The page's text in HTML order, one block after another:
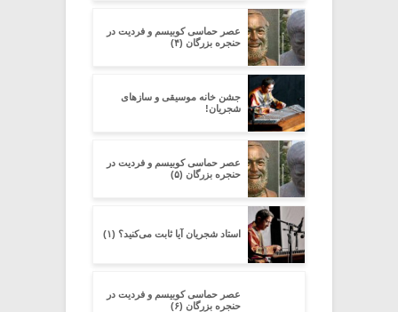
عصر حماسی کوبیسم و فردیت در
حنجره بزرگان (۴)
جشن خانه موسیقی و سازهای
شجریان!
عصر حماسی کوبیسم و فردیت در
حنجره بزرگان (۵)
استاد شجریان آیا ثابت می‌کنید؟ (۱)
عصر حماسی کوبیسم و فردیت در
حنجره بزرگان (۶)